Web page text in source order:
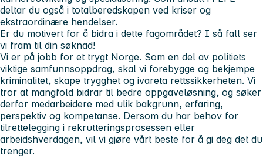
deltar du også i totalberedskapen ved kriser og
ekstraordinære hendelser.
Er du motivert for å bidra i dette fagområdet? I så fall ser
vi fram til din søknad!
Vi er på jobb for et trygt Norge. Som en del av politiets
viktige samfunnsoppdrag, skal vi forebygge og bekjempe
kriminalitet, skape trygghet og ivareta rettssikkerheten. Vi
tror at mangfold bidrar til bedre oppgaveløsning, og søker
derfor medarbeidere med ulik bakgrunn, erfaring,
perspektiv og kompetanse. Dersom du har behov for
tilrettelegging i rekrutteringsprosessen eller
arbeidshverdagen, vil vi gjøre vårt beste for å gi deg det du
trenger.